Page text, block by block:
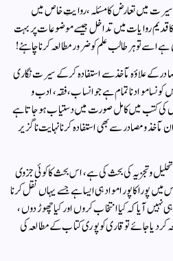
میں تعارض کا مسئلہ، روایتِ خاص میں
قدیم روایات میں تداخل جیسے موضوعات پر بہت
اسے تو ہر طالب علم کو ضرور مطالعہ کرنا چاہئے!
علاؤہ مآخذ سے استفادہ کرکے سیرت نگاری
مواد ناتمام ہے جو انساب، فقہ، ادب و
کی کتب میں کامل صورت میں دستیاب ہو جاتا ہے
مآخذ و مصادر سے بھی استفادہ کرنا نہایت ناگزیر
و تجزیہ کی بحث کی ہے، اس بحث کا کوئی جزوی
پورا کا پورا مواد ہی ایسا ہے جسے یہاں نقل کرنا
نہیں آیا کہ کیا انتخاب کروں اور کیا چھوڑ دوں،
جائے تو قاری کو پوری کتاب کے مطالعہ کی